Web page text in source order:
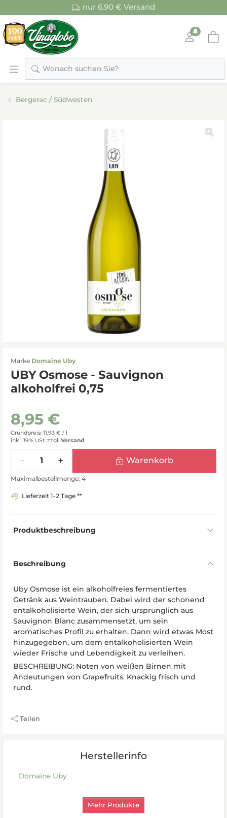
nur 6,90 € Versand
Wonach suchen Sie?
Bergerac / Südwesten
Marke Domaine Uby
UBY Osmose - Sauvignon
alkoholfrei 0,75
8,95 €
Grundpreis: 11,93 € / l
inkl. 19% USt. zzgl. Versand
Warenkorb
Maximalbestellmenge: 4
Lieferzeit 1-2 Tage **
Produktbeschreibung
Beschreibung
Uby Osmose ist ein alkoholfreies fermentiertes
Getränk aus Weintrauben. Dabei wird der schonend
entalkoholisierte Wein, der sich ursprünglich aus
Sauvignon Blanc zusammensetzt, um sein
aromatisches Profil zu erhalten. Dann wird etwas Most
hinzugegeben, um dem entalkoholisierten Wein
wieder Frische und Lebendigkeit zu verleihen.
BESCHREIBUNG: Noten von weißen Birnen mit
Andeutungen von Grapefruits. Knackig frisch und
rund.
Teilen
Herstellerinfo
Domaine Uby
Mehr Produkte